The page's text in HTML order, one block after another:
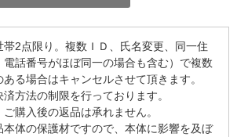
2点限り。複数ＩＤ、氏名変更、同一住
電話番号がほぼ同一の場合も含む）で複数
る場合はキャンセルさせて頂きます。
方法の制限を行っております。
購入後の返品は承れません。
体の保護材ですので、本体に影響を及ぼ